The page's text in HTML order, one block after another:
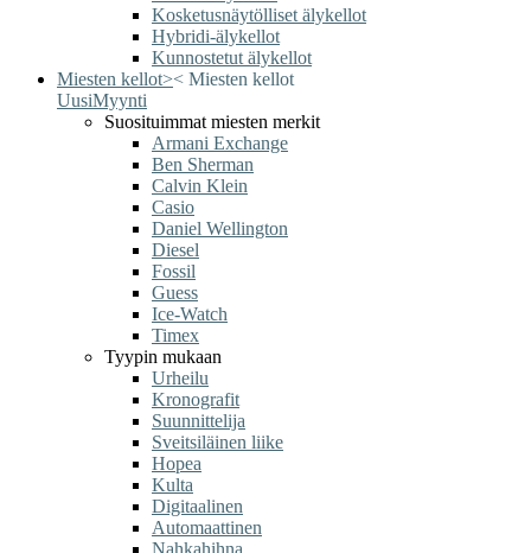
Kosketusnäytölliset älykellot
Hybridi-älykellot
Kunnostetut älykellot
Miesten kellot>< Miesten kellot
UusiMyynti
Suosituimmat miesten merkit
Armani Exchange
Ben Sherman
Calvin Klein
Casio
Daniel Wellington
Diesel
Fossil
Guess
Ice-Watch
Timex
Tyypin mukaan
Urheilu
Kronografit
Suunnittelija
Sveitsiläinen liike
Hopea
Kulta
Digitaalinen
Automaattinen
Nahkahihna